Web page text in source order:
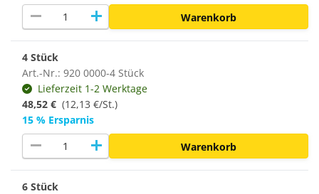
remove add Warenkorb
4 Stück
Art.-Nr.: 920 0000-4 Stück
Lieferzeit 1-2 Werktage
48,52 € (12,13 €/St.)
15 % Ersparnis
remove add Warenkorb
6 Stück